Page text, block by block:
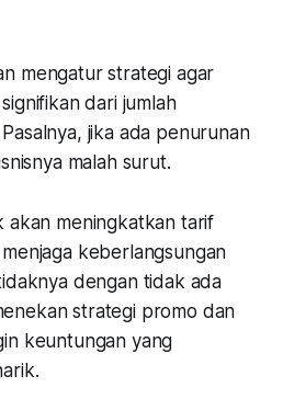
mengatur strategi agar
dari jumlah
jika ada penurunan
malah surut.
akan meningkatkan tarif
keberlangsungan
dengan tidak ada
strategi promo dan
keuntungan yang